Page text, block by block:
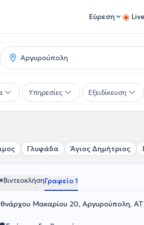
Εύρεση
Υπηρεσίες Εξειδίκευση
Γλυφάδα Άγιος Δημήτριος
ΒιντεοκλήσηΓραφείο 1
Μακαρίου 20, Αργυρούπολη,